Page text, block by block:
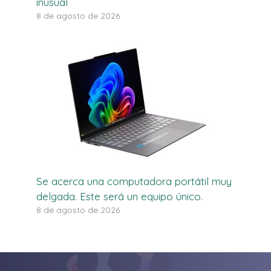
8 de agosto de 2026
Se acerca una computadora portátil muy
delgada. Este será un equipo único.
8 de agosto de 2026